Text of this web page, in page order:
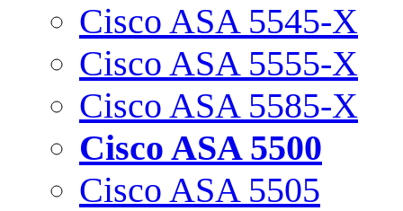
Cisco ASA 5545-X
Cisco ASA 5555-X
Cisco ASA 5585-X
Cisco ASA 5500
Cisco ASA 5505